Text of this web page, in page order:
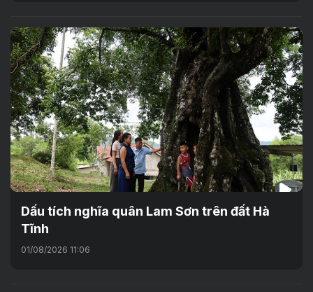
Dấu tích nghĩa quân Lam Sơn trên đất Hà
Tĩnh
01/08/2026 11:06